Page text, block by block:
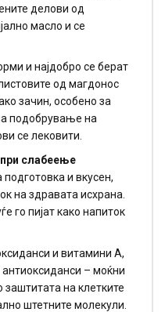
делови од
масло и се
и најдобро се берат
од магдонос
зачин, особено за
подобрување на
се лековити.
слабеење
и вкусен,
на здравата исхрана.
го пијат како напиток
и витамини А,
антиоксиданси – моќни
заштитата на клетките
штетните молекули.